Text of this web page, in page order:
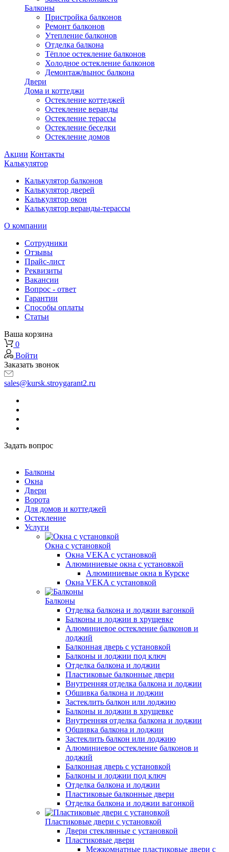
Балконы
Пристройка балконов
Ремонт балконов
Утепление балконов
Отделка балкона
Тёплое остекление балконов
Холодное остекление балконов
Демонтаж/вынос балкона
Двери
Дома и коттеджи
Остекление коттеджей
Остекление веранды
Остекление терассы
Остекление беседки
Остекление домов
Акции Контакты
Калькулятор
Калькулятор балконов
Калькулятор дверей
Калькулятор окон
Калькулятор веранды-терассы
О компании
Сотрудники
Отзывы
Прайс-лист
Реквизиты
Вакансии
Вопрос - ответ
Гарантии
Способы оплаты
Статьи
Ваша корзина
0
Войти
Заказать звонок
sales@kursk.stroygarant2.ru
Задать вопрос
Балконы
Окна
Двери
Ворота
Для домов и коттеджей
Остекление
Услуги
Окна с установкой
Окна VEKA с установкой
Алюминиевые окна с установкой
Алюминиевые окна в Курске
Окна VEKA с установкой
Балконы
Отделка балкона и лоджии вагонкой
Балконы и лоджии в хрущевке
Алюминиевое остекление балконов и
лоджий
Балконная дверь с установкой
Балконы и лоджии под ключ
Отделка балкона и лоджии
Пластиковые балконные двери
Внутренняя отделка балкона и лоджии
Обшивка балкона и лоджии
Застеклить балкон или лоджию
Балконы и лоджии в хрущевке
Внутренняя отделка балкона и лоджии
Обшивка балкона и лоджии
Застеклить балкон или лоджию
Алюминиевое остекление балконов и
лоджий
Балконная дверь с установкой
Балконы и лоджии под ключ
Отделка балкона и лоджии
Пластиковые балконные двери
Отделка балкона и лоджии вагонкой
Пластиковые двери с установкой
Двери стеклянные с установкой
Пластиковые двери
Межкомнатные пластиковые двери с